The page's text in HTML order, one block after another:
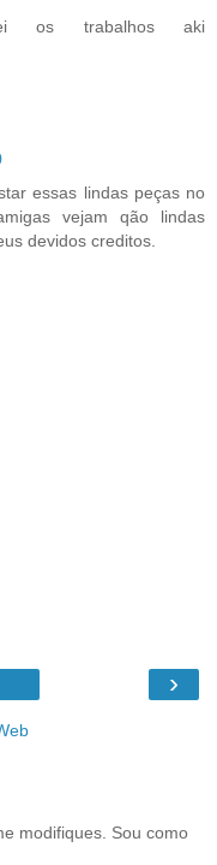
os trabalhos aki
essas lindas peças no
vejam qão lindas
devidos creditos.
›
modifiques. Sou como